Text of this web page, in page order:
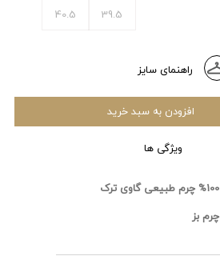
39.5
40.5
راهنمای سایز
افزودن به سبد خرید
ویژگی ها
100% چرم طبیعی گاوی ترک
چرم بز